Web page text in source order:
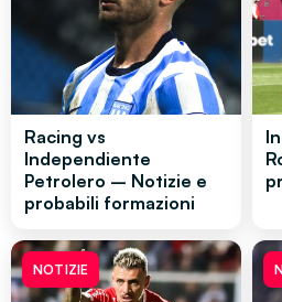
Racing vs
Independiente
Petrolero – Notizie e
probabili formazioni
NOTIZIE